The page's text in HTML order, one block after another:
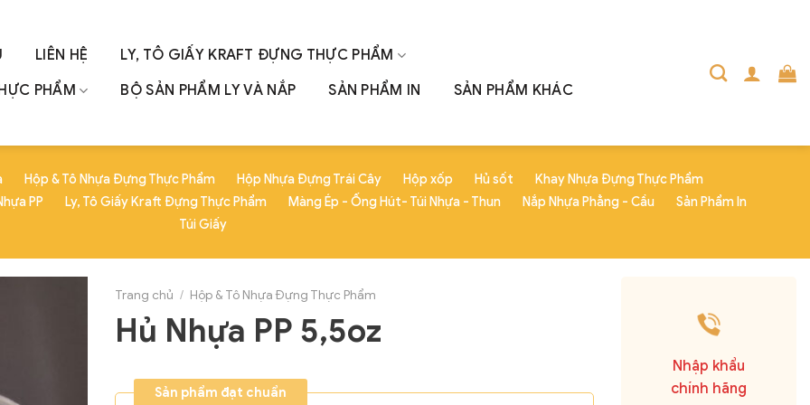
LIÊN HỆ
LY, TÔ GIẤY KRAFT ĐỰNG THỰC PHẨM
PHẨM
BỘ SẢN PHẨM LY VÀ NẮP SẢN PHẨM IN SẢN PHẨM KHÁC
Hộp & Tô Nhựa Đựng Thực Phẩm Hộp Nhựa Đựng Trái Cây Hộp xốp Hủ sốt
Khay Nhựa Đựng Thực Phẩm
PP Ly, Tô Giấy Kraft Đựng Thực Phẩm Màng Ép - Ống Hút- Túi Nhựa - Thun Nắp Nhựa Phẳng - Cầu
Sản Phẩm In
Túi Giấy
Trang chủ / Hộp & Tô Nhựa Đựng Thực Phẩm
Hủ Nhựa PP 5,5oz
Sản phẩm đạt chuẩn
Nhập khẩu
chính hãng